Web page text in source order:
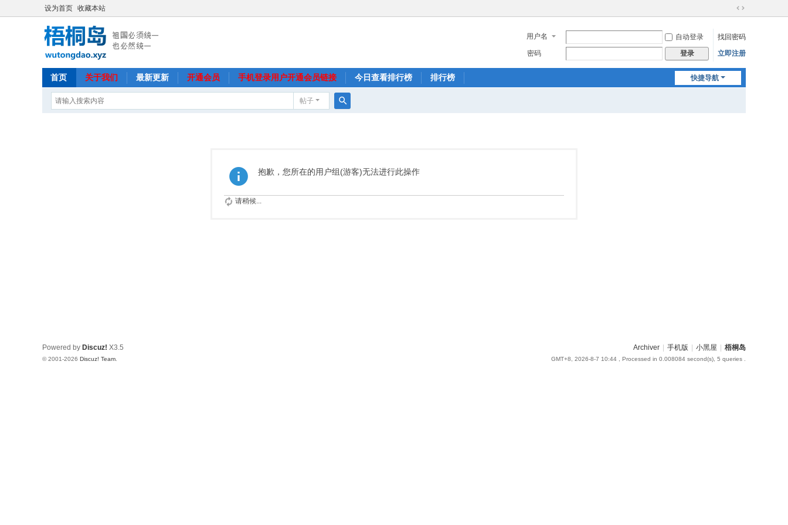
设为首页 收藏本站
切
到
宽
用户名 自动登录
找回密码
密码
登录 立即注册
快捷导航
首页 关于我们 最新更新 开通会员 手机登录用户开通会员链接 今日查看排行榜 排行榜
帖子
抱歉，您所在的用户组(游客)无法进行此操作
请稍候...
Archiver 手机版 小黑屋 梧桐岛
GMT+8, 2026-8-7 10:44 , Processed in 0.008084 second(s), 5 queries .
Powered by Discuz! X3.5
© 2001-2026 Discuz! Team